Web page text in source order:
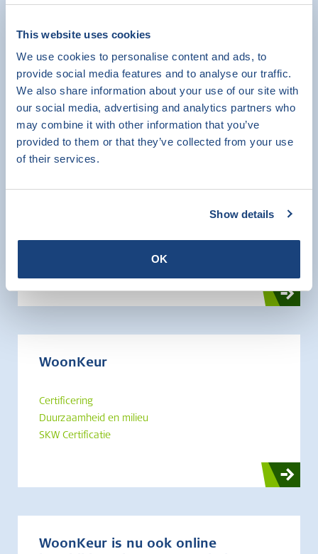
This website uses cookies
We use cookies to personalise content and ads, to
provide social media features and to analyse our traffic.
We also share information about your use of our site with
our social media, advertising and analytics partners who
may combine it with other information that you’ve
provided to them or that they’ve collected from your use
of their services.
Show details
OK
VvE en MJOP
Certificering
SKW Certificatie
WoonKeur
Certificering
Duurzaamheid en milieu
SKW Certificatie
WoonKeur is nu ook online